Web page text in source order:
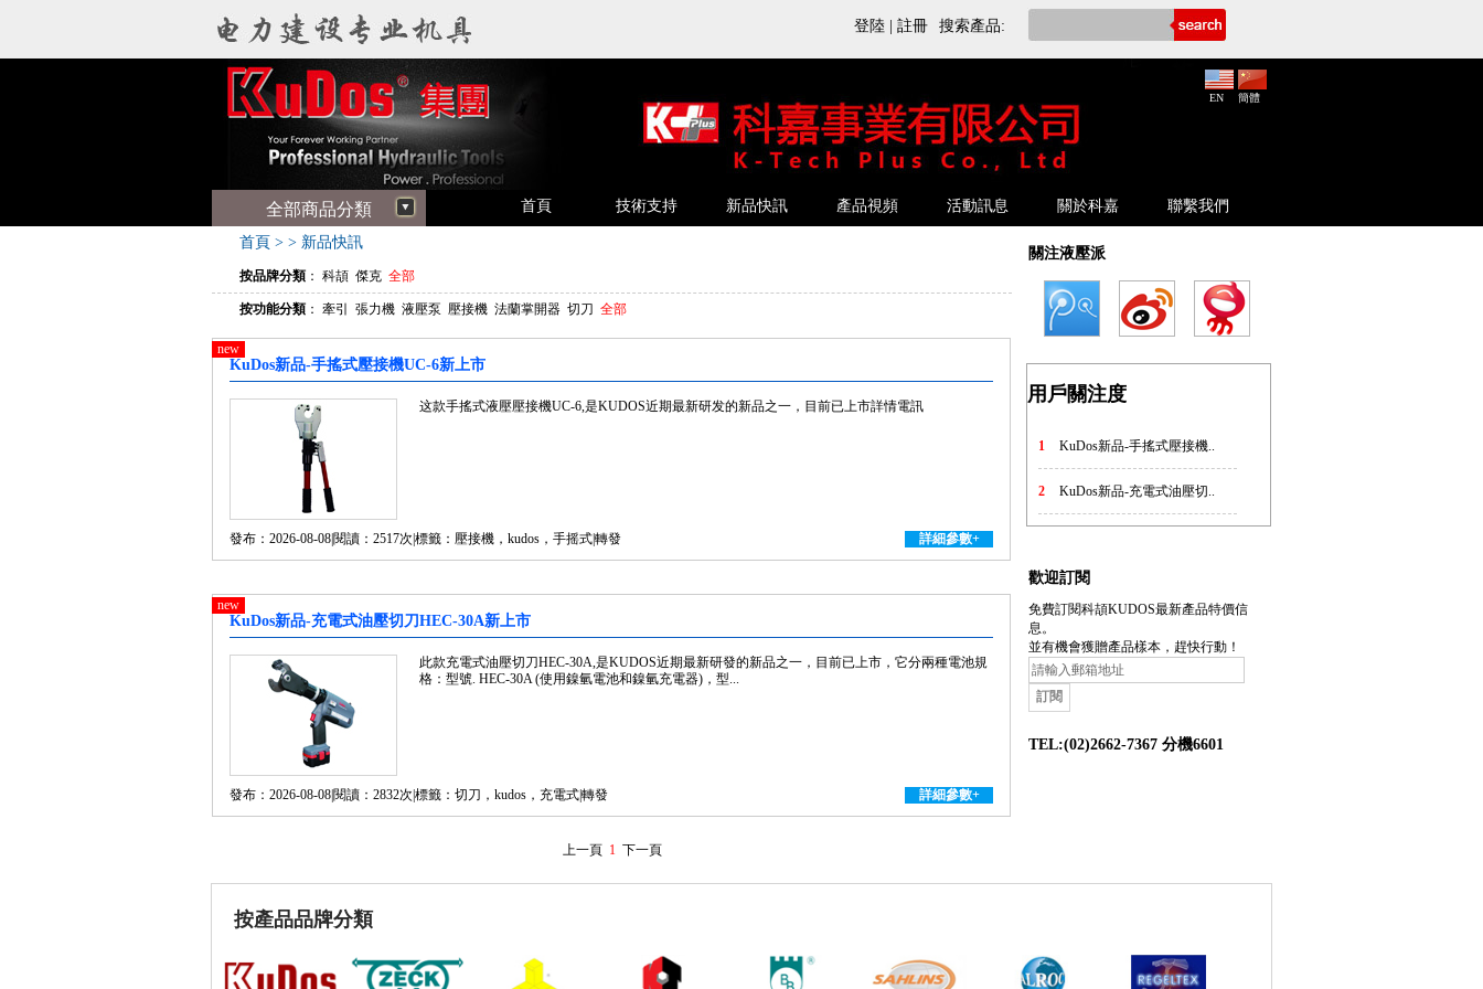
搜索產品:
登陸 註冊
全部商品分類
簡體
EN
首頁 技術支持 新品快訊 產品視頻 活動訊息 關於科嘉 聯繫我們
首頁 > > 新品快訊
按品牌分類 ： 科頡 傑克 全部
按功能分類 ： 牽引 張力機 液壓泵 壓接機 法蘭掌開器 切刀 全部
new
KuDos新品-手搖式壓接機UC-6新上市
这款手搖式液壓壓接機UC-6,是KUDOS近期最新研发的新品之一，目前已上市詳情電訊
發布：2026-08-08|閱讀：2517次|標籤：壓接機，kudos，手摇式|轉發 詳細參數+
new
KuDos新品-充電式油壓切刀HEC-30A新上市
此款充電式油壓切刀HEC-30A,是KUDOS近期最新研發的新品之一，目前已上市，它分兩種電池規
格：型號. HEC-30A (使用鎳氫電池和鎳氫充電器)，型...
發布：2026-08-08|閱讀：2832次|標籤：切刀，kudos，充電式|轉發 詳細參數+
上一頁 1 下一頁
關注液壓派
用戶關注度
1 KuDos新品-手搖式壓接機..
2 KuDos新品-充電式油壓切..
歡迎訂閱
免費訂閱科頡KUDOS最新產品特價信
息。
並有機會獲贈產品樣本，趕快行動！
TEL:(02)2662-7367 分機6601
按產品品牌分類